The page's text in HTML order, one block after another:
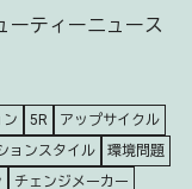
ーティーニュース
ン 5R
アップサイクル
ョンスタイル
環境問題
チェンジメーカー